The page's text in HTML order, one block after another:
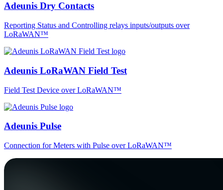
Adeunis Dry Contacts
Reporting Status and Controlling relays inputs/outputs over
LoRaWAN™
Adeunis LoRaWAN Field Test
Field Test Device over LoRaWAN™
Adeunis Pulse
Connection for Meters with Pulse over LoRaWAN™